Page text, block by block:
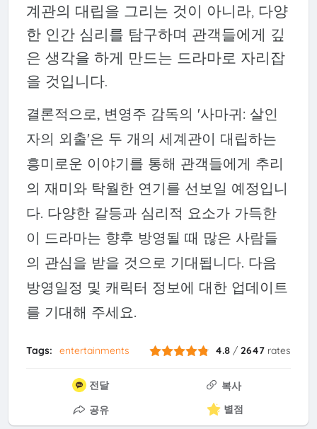
계관의 대립을 그리는 것이 아니라, 다양
한 인간 심리를 탐구하며 관객들에게 깊
은 생각을 하게 만드는 드라마로 자리잡
을 것입니다.
결론적으로, 변영주 감독의 '사마귀: 살인
자의 외출'은 두 개의 세계관이 대립하는
흥미로운 이야기를 통해 관객들에게 추리
의 재미와 탁월한 연기를 선보일 예정입니
다. 다양한 갈등과 심리적 요소가 가득한
이 드라마는 향후 방영될 때 많은 사람들
의 관심을 받을 것으로 기대됩니다. 다음
방영일정 및 캐릭터 정보에 대한 업데이트
를 기대해 주세요.
Tags: entertainments 4.8 /2647 rates
전달
복사
공유
별점